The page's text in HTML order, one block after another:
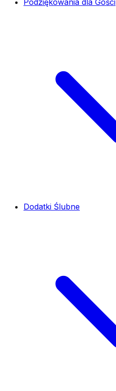
Podziękowania dla Gości
Dodatki Ślubne